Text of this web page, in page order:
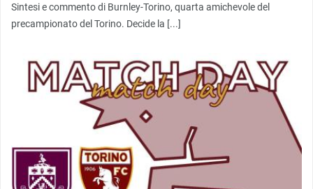
Sintesi e commento di Burnley-Torino, quarta amichevole del
precampionato del Torino. Decide la [...]